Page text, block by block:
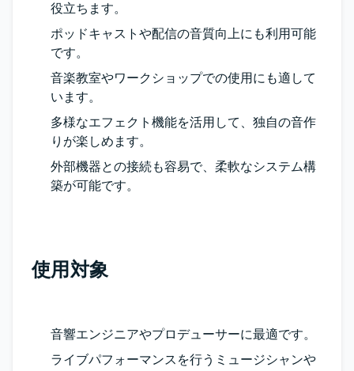
役立ちます。
ポッドキャストや配信の音質向上にも利用可能
です。
音楽教室やワークショップでの使用にも適して
います。
多様なエフェクト機能を活用して、独自の音作
りが楽しめます。
外部機器との接続も容易で、柔軟なシステム構
築が可能です。
使用対象
音響エンジニアやプロデューサーに最適です。
ライブパフォーマンスを行うミュージシャンや